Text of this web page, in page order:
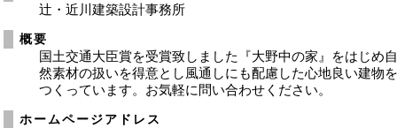
辻・近川建築設計事務所
概要
国土交通大臣賞を受賞致しました『大野中の家』をはじめ
然素材の扱いを得意とし風通しにも配慮した心地良い建物
つくっています。お気軽に問い合わせください。
ホームページアドレス